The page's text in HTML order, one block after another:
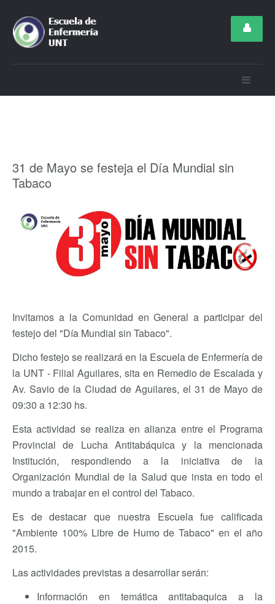
31 de Mayo se festeja el Día Mundial sin
Tabaco
Invitamos a la Comunidad en General a participar del
festejo del "Día Mundial sin Tabaco".
Dicho festejo se realizará en la Escuela de Enfermería de
la UNT - Filial Aguilares, sita en Remedio de Escalada y
Av. Savio de la Ciudad de Aguilares, el 31 de Mayo de
09:30 a 12:30 hs.
Esta actividad se realiza en alianza entre el Programa
Provincial de Lucha Antitabáquica y la mencionada
Institución, respondiendo a la iniciativa de la
Organización Mundial de la Salud que insta en todo el
mundo a trabajar en el control del Tabaco.
Es de destacar que nuestra Escuela fue calificada
"Ambiente 100% Libre de Humo de Tabaco" en el año
2015.
Las actividades previstas a desarrollar serán:
Información en temática antitabaquica a la